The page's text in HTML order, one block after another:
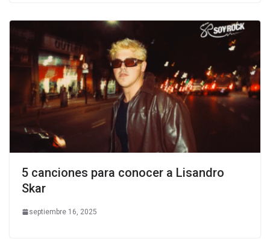
5 canciones para conocer a Lisandro
Skar
septiembre 16, 2025